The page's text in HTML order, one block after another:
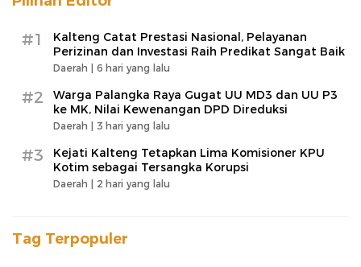
#1
Kalteng Catat Prestasi Nasional, Pelayanan
Perizinan dan Investasi Raih Predikat Sangat Baik
Daerah | 6 hari yang lalu
#2
Warga Palangka Raya Gugat UU MD3 dan UU P3
ke MK, Nilai Kewenangan DPD Direduksi
Daerah | 3 hari yang lalu
#3
Kejati Kalteng Tetapkan Lima Komisioner KPU
Kotim sebagai Tersangka Korupsi
Daerah | 2 hari yang lalu
Tag Terpopuler